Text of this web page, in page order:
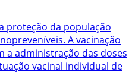
proteção da população
A vacinação
a administração das doses
vacinal individual de